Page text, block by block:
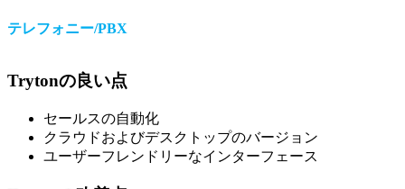
テレフォニー/PBX
Trytonの良い点
セールスの自動化
クラウドおよびデスクトップのバージョン
ユーザーフレンドリーなインターフェース